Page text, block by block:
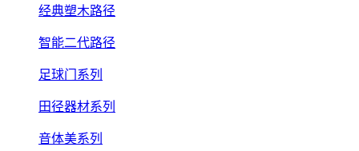
经典塑木路径
智能二代路径
足球门系列
田径器材系列
音体美系列